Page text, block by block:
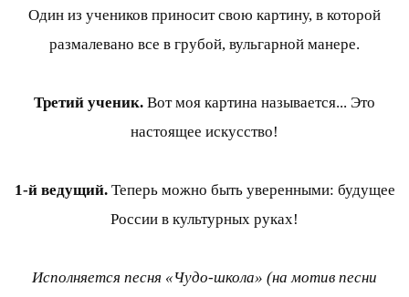
Один из учеников приносит свою картину, в которой
размалевано все в грубой, вульгарной манере.
Третий ученик. Вот моя картина называется... Это
настоящее искусство!
1-й ведущий.Теперь можно быть уверенными: будущее
России в культурных руках!
Исполняется песня «Чудо-школа» (на мотив песни